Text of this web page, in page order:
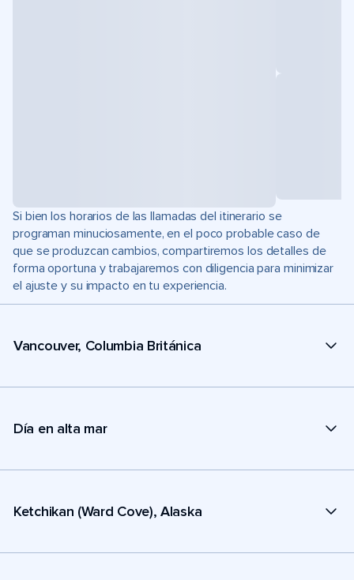
Si bien los horarios de las llamadas del itinerario se
programan minuciosamente, en el poco probable caso de
que se produzcan cambios, compartiremos los detalles de
forma oportuna y trabajaremos con diligencia para minimizar
el ajuste y su impacto en tu experiencia.
Vancouver, Columbia Británica
Día en alta mar
Ketchikan (Ward Cove), Alaska